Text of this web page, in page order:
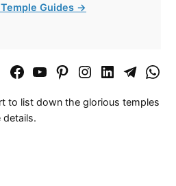
Guides →
FacebookYouTubePinterestInstagram
LinkedInTelegram
to list down the glorious temples
details.